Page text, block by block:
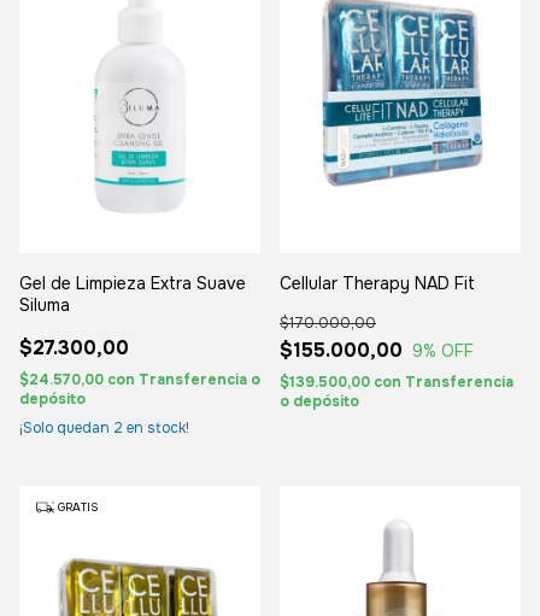
Gel de Limpieza Extra Suave
Siluma
$27.300,00
$24.570,00 con Transferencia o
depósito
¡Solo quedan 2 en stock!
Cellular Therapy NAD Fit
$155.000,00
$170.000,00
9% OFF
$139.500,00 con Transferencia
o depósito
GRATIS